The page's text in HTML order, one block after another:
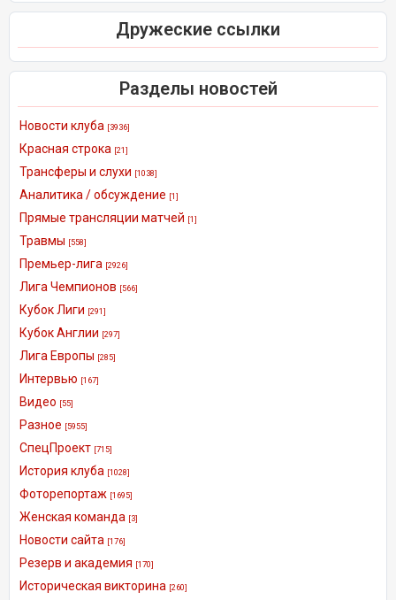
Дружеские ссылки
Разделы новостей
Новости клуба [3936]
Красная строка [21]
Трансферы и слухи [1038]
Аналитика / обсуждение [1]
Прямые трансляции матчей [1]
Травмы [558]
Премьер-лига [2926]
Лига Чемпионов [566]
Кубок Лиги [291]
Кубок Англии [297]
Лига Европы [285]
Интервью [167]
Видео [55]
Разное [5955]
СпецПроект [715]
История клуба [1028]
Фоторепортаж [1695]
Женская команда [3]
Новости сайта [176]
Резерв и академия [170]
Историческая викторина [260]